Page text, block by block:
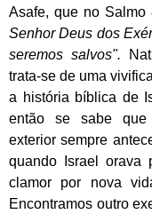
Asafe, que no Salmo
Senhor Deus dos
seremos salvos".
trata-se de uma
a história bíblica de
então se sabe que
exterior sempre
quando Israel orava
clamor por nova
Encontramos outro